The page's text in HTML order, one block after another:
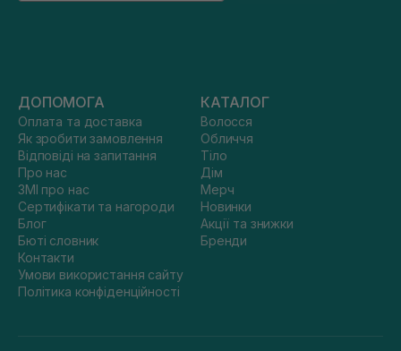
ДОПОМОГА
Оплата та доставка
Як зробити замовлення
Відповіді на запитання
Про нас
ЗМІ про нас
Сертифікати та нагороди
Блог
Бюті словник
Контакти
Умови використання сайту
Політика конфіденційності
КАТАЛОГ
Волосся
Обличчя
Тіло
Дім
Мерч
Новинки
Акції та знижки
Бренди